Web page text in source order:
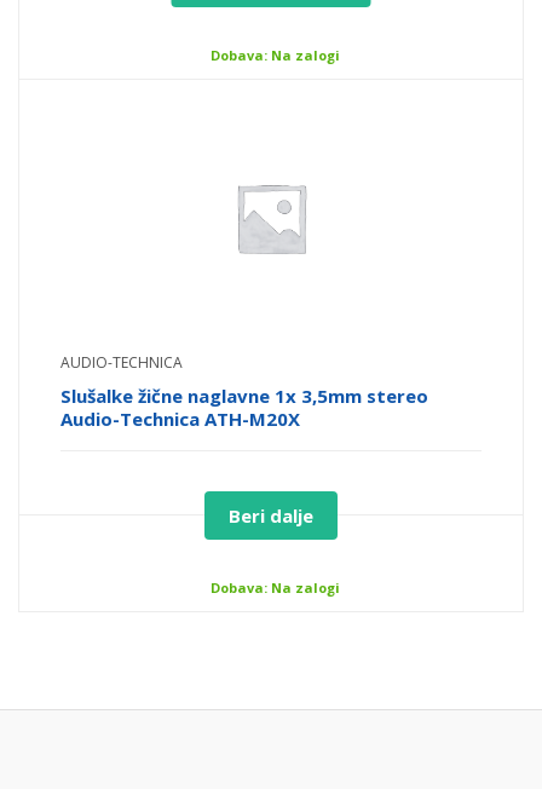
Dobava: Na zalogi
AUDIO-TECHNICA
Slušalke žične naglavne 1x 3,5mm stereo
Audio-Technica ATH-M20X
Beri dalje
Dobava: Na zalogi